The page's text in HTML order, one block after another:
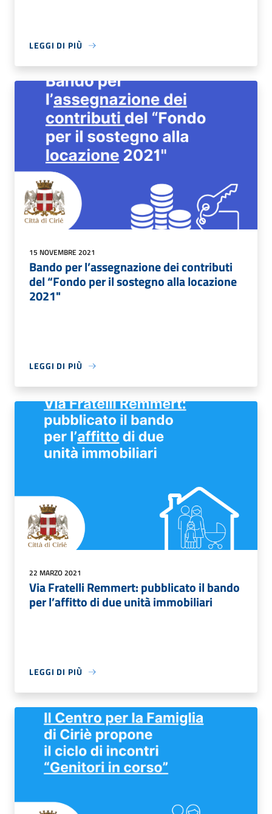
LEGGI DI PIÙ
15 NOVEMBRE 2021
Bando per l’assegnazione dei contributi
del “Fondo per il sostegno alla locazione
2021"
LEGGI DI PIÙ
22 MARZO 2021
Via Fratelli Remmert: pubblicato il bando
per l’affitto di due unità immobiliari
LEGGI DI PIÙ